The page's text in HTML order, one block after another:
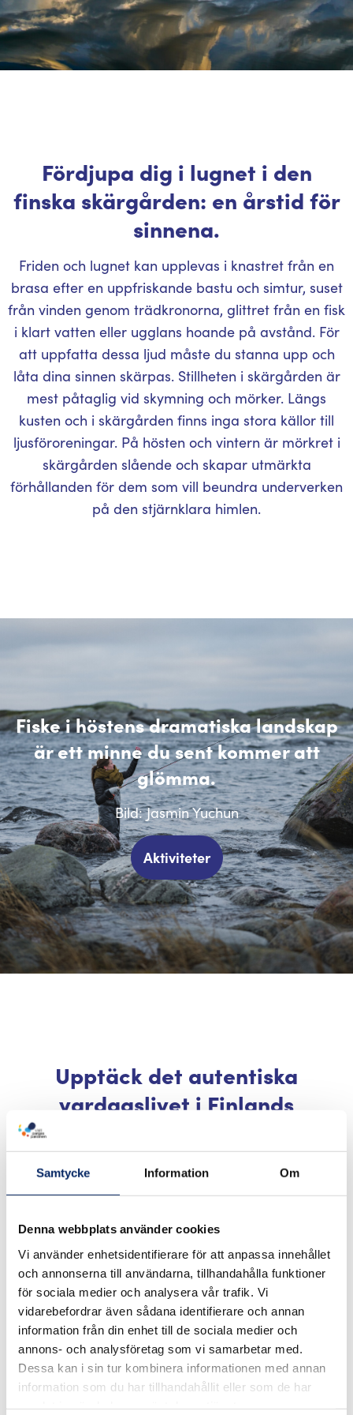
Samtycke Information Om
Denna webbplats använder cookies
Vi använder enhetsidentifierare för att anpassa innehållet
och annonserna till användarna, tillhandahålla funktioner
för sociala medier och analysera vår trafik. Vi
vidarebefordrar även sådana identifierare och annan
information från din enhet till de sociala medier och
annons- och analysföretag som vi samarbetar med.
Dessa kan i sin tur kombinera informationen med annan
information som du har tillhandahållit eller som de har
Fördjupa dig i lugnet i den
finska skärgården: en årstid för
sinnena.
Friden och lugnet kan upplevas i knastret från en
brasa efter en uppfriskande bastu och simtur, suset
från vinden genom trädkronorna, glittret från en fisk
i klart vatten eller ugglans hoande på avstånd. För
att uppfatta dessa ljud måste du stanna upp och
låta dina sinnen skärpas. Stillheten i skärgården är
mest påtaglig vid skymning och mörker. Längs
kusten och i skärgården finns inga stora källor till
ljusföroreningar. På hösten och vintern är mörkret i
skärgården slående och skapar utmärkta
förhållanden för dem som vill beundra underverken
på den stjärnklara himlen.
Fiske i höstens dramatiska landskap
är ett minne du sent kommer att
glömma.
Bild: Jasmin Yuchun
Aktiviteter
Upptäck det autentiska
vardagslivet i Finlands
Ta dig tid att besöka den yttre skärgården.
Vardagen i skärgårdsbyarna fortsätter året runt
fritidsaktiviteter, och öborna själva har mer tid att
stanna upp och utbyta några ord med dig i
bybutiken. Som besökare under de lugnare
säsongerna blir du en del av öbornas vardagsliv.
Ombord på en färja tillsammans med
lokalbefolkningen är det lätt att starta en
konversation om du är nyfiken på din omgivning.
Vanligtvis är lokalbefolkningen också nyfiken på